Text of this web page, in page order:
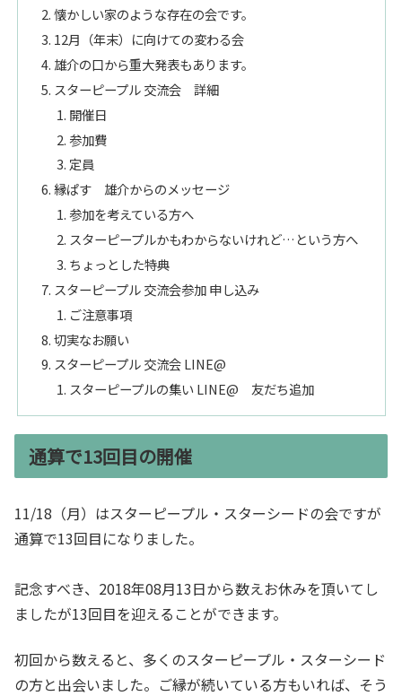
懐かしい家のような存在の会です。
12月（年末）に向けての変わる会
雄介の口から重大発表もあります。
スターピープル 交流会 詳細
開催日
参加費
定員
縁ぱす 雄介からのメッセージ
参加を考えている方へ
スターピープルかもわからないけれど…という方へ
ちょっとした特典
スターピープル 交流会参加 申し込み
ご注意事項
切実なお願い
スターピープル 交流会 LINE@
スターピープルの集い LINE@ 友だち追加
通算で13回目の開催
11/18（月）はスターピープル・スターシードの会ですが
通算で13回目になりました。
記念すべき、2018年08月13日から数えお休みを頂いてし
ましたが13回目を迎えることができます。
初回から数えると、多くのスターピープル・スターシード
の方と出会いました。ご縁が続いている方もいれば、そう